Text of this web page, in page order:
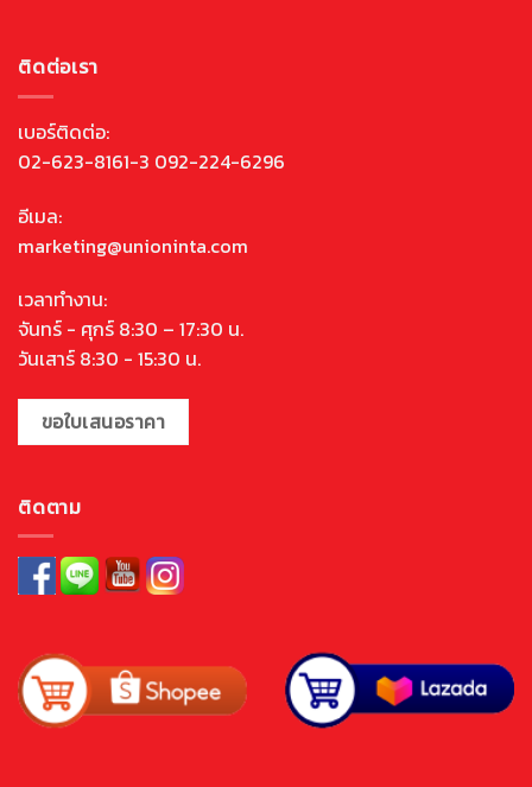
ติดต่อเรา
เบอร์ติดต่อ:
02-623-8161-3 092-224-6296
อีเมล:
marketing@unioninta.com
เวลาทำงาน:
จันทร์ - ศุกร์ 8:30 – 17:30 น.
วันเสาร์ 8:30 - 15:30 น.
ขอใบเสนอราคา
ติดตาม